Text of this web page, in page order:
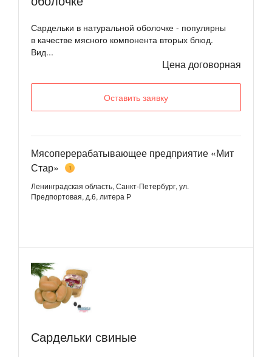
Сардельки в натуральной оболочке - популярны
в качестве мясного компонента вторых блюд.
Вид...
Цена договорная
Оставить заявку
Мясоперерабатывающее предприятие «Мит
Стар»
1
Ленинградская область, Санкт-Петербург, ул.
Предпортовая, д.6, литера Р
Сардельки свиные